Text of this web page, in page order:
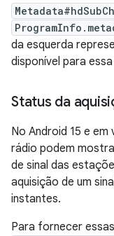
da esquerda
disponível para
Status da
No Android 15 e
rádio podem
de sinal das
aquisição de um
instantes.
Para fornecer